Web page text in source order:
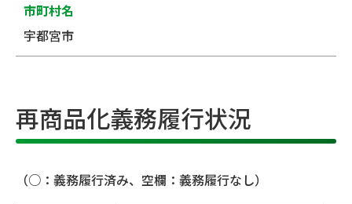
市町村名
宇都宮市
再商品化義務履行状況
（○：義務履行済み、空欄：義務履行なし）